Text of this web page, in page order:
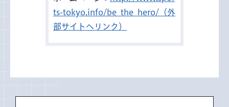
ts-tokyo.info/be_the_hero/（外
部サイトへリンク）